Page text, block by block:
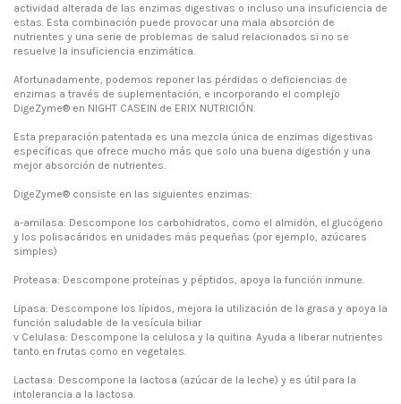
actividad alterada de las enzimas digestivas o incluso una insuficiencia de
estas. Esta combinación puede provocar una mala absorción de
nutrientes y una serie de problemas de salud relacionados si no se
resuelve la insuficiencia enzimática.
Afortunadamente, podemos reponer las pérdidas o deficiencias de
enzimas a través de suplementación, e incorporando el complejo
DigeZyme® en NIGHT CASEIN de ERIX NUTRICIÓN.
Esta preparación patentada es una mezcla única de enzimas digestivas
específicas que ofrece mucho más que solo una buena digestión y una
mejor absorción de nutrientes.
DigeZyme® consiste en las siguientes enzimas:
a-amilasa: Descompone los carbohidratos, como el almidón, el glucógeno
y los polisacáridos en unidades más pequeñas (por ejemplo, azúcares
simples)
Proteasa: Descompone proteínas y péptidos, apoya la función inmune.
Lipasa: Descompone los lípidos, mejora la utilización de la grasa y apoya la
función saludable de la vesícula biliar
v Celulasa: Descompone la celulosa y la quitina. Ayuda a liberar nutrientes
tanto en frutas como en vegetales.
Lactasa: Descompone la lactosa (azúcar de la leche) y es útil para la
intolerancia a la lactosa.